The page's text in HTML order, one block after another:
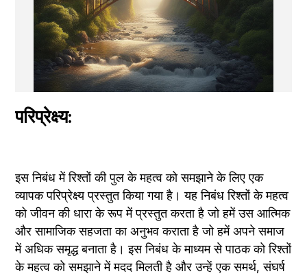
परिप्रेक्ष्य:
इस निबंध में रिश्तों की पुल के महत्व को समझाने के लिए एक
व्यापक परिप्रेक्ष्य प्रस्तुत किया गया है। यह निबंध रिश्तों के महत्व
को जीवन की धारा के रूप में प्रस्तुत करता है जो हमें उस आत्मिक
और सामाजिक सहजता का अनुभव कराता है जो हमें अपने समाज
में अधिक समृद्ध बनाता है। इस निबंध के माध्यम से पाठक को रिश्तों
के महत्व को समझाने में मदद मिलती है और उन्हें एक समर्थ, संघर्ष